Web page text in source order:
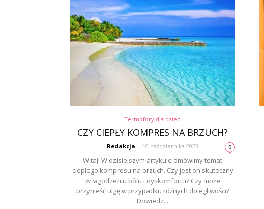
Termofory dla dzieci
CZY CIEPŁY KOMPRES NA BRZUCH?
Redakcja - 10 października 2023 0
Witaj! W dzisiejszym artykule omówimy temat
ciepłego kompresu na brzuch. Czy jest on skuteczny
w łagodzeniu bólu i dyskomfortu? Czy może
przynieść ulgę w przypadku różnych dolegliwości?
Dowiedz...